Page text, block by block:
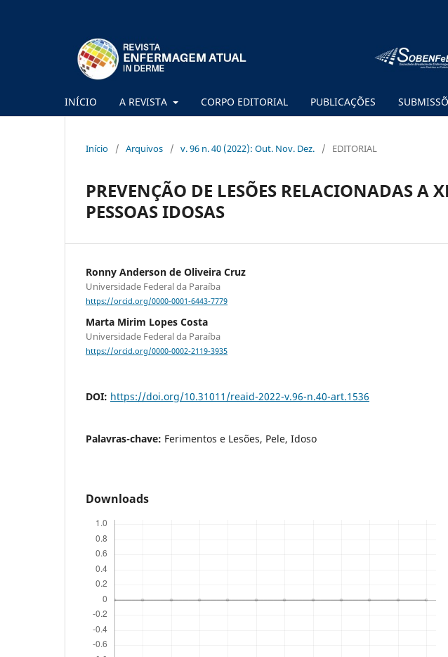
INÍCIO A REVISTA CORPO EDITORIAL PUBLICAÇÕES
Início / Arquivos / v. 96 n. 40 (2022): Out. Nov. Dez. / EDITORIAL
PREVENÇÃO DE LESÕES RELACIONADAS A
PESSOAS IDOSAS
Ronny Anderson de Oliveira Cruz
Universidade Federal da Paraíba
https://orcid.org/0000-0001-6443-7779
Marta Mirim Lopes Costa
Universidade Federal da Paraíba
https://orcid.org/0000-0002-2119-3935
DOI: https://doi.org/10.31011/reaid-2022-v.96-n.40-art.1536
Palavras-chave: Ferimentos e Lesões, Pele, Idoso
Downloads